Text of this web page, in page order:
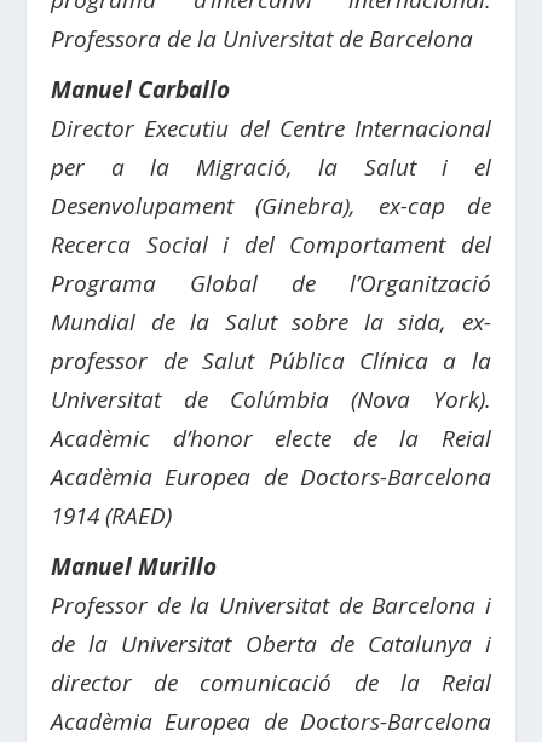
Professora de la Universitat de Barcelona
Manuel Carballo
Director Executiu del Centre Internacional
per a la Migració, la Salut i el
Desenvolupament (Ginebra), ex-cap de
Recerca Social i del Comportament del
Programa Global de l’Organització
Mundial de la Salut sobre la sida, ex-
professor de Salut Pública Clínica a la
Universitat de Colúmbia (Nova York).
Acadèmic d’honor electe de la Reial
Acadèmia Europea de Doctors-Barcelona
1914 (RAED)
Manuel Murillo
Professor de la Universitat de Barcelona i
de la Universitat Oberta de Catalunya i
director de comunicació de la Reial
Acadèmia Europea de Doctors-Barcelona